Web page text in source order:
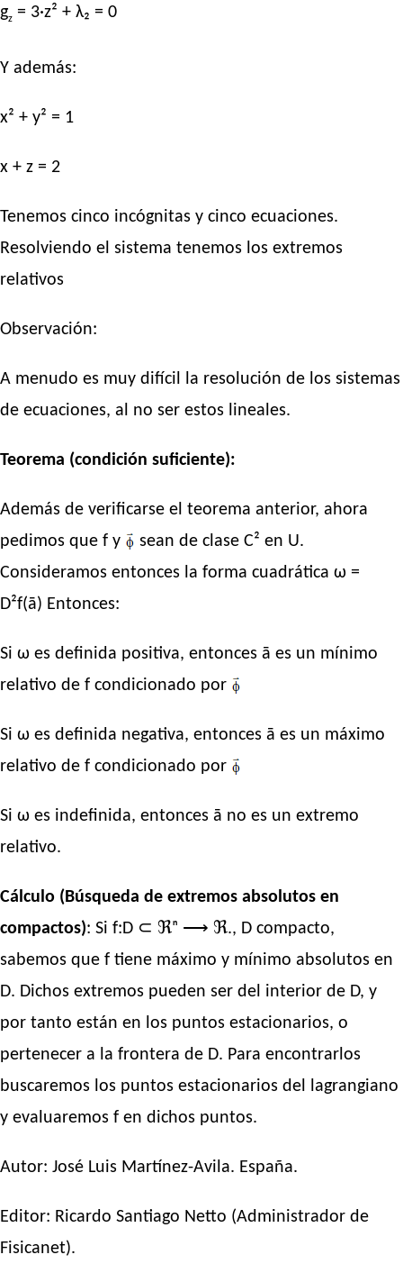
gz = 3·z² + λ₂ = 0
Y además:
x² + y² = 1
x + z = 2
Tenemos cinco incógnitas y cinco ecuaciones.
Resolviendo el sistema tenemos los extremos
relativos
Observación:
A menudo es muy difícil la resolución de los sistemas
de ecuaciones, al no ser estos lineales.
Teorema (condición suficiente):
Además de verificarse el teorema anterior, ahora
pedimos que f y
sean de clase C² en U.
Consideramos entonces la forma cuadrática ω =
D²f(ā) Entonces:
Si ω es definida positiva, entonces ā es un mínimo
relativo de f condicionado por
Si ω es definida negativa, entonces ā es un máximo
relativo de f condicionado por
Si ω es indefinida, entonces ā no es un extremo
relativo.
Cálculo (Búsqueda de extremos absolutos en
compactos): Si f:D ⊂ ℜⁿ ⟶ ℜ., D compacto,
sabemos que f tiene máximo y mínimo absolutos en
D. Dichos extremos pueden ser del interior de D, y
por tanto están en los puntos estacionarios, o
pertenecer a la frontera de D. Para encontrarlos
buscaremos los puntos estacionarios del lagrangiano
y evaluaremos f en dichos puntos.
Autor: José Luis Martínez-Avila. España.
Editor: Ricardo Santiago Netto (Administrador de
Fisicanet).